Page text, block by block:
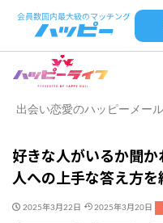
出会い恋愛のハッピーメール
好きな人がいるか聞
人への上手な答え方を
2025年3月22日 2025年3月20日